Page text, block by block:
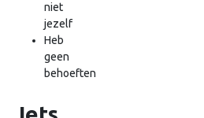
niet
jezelf
Heb
geen
behoeften